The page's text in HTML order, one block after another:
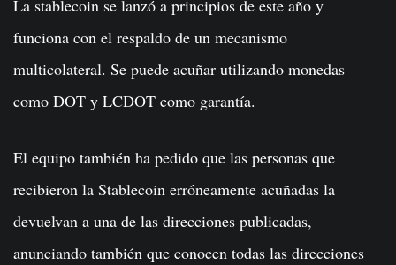
La stablecoin se lanzó a principios de este año y
funciona con el respaldo de un mecanismo
multicolateral. Se puede acuñar utilizando monedas
como DOT y LCDOT como garantía.
El equipo también ha pedido que las personas que
recibieron la Stablecoin erróneamente acuñadas la
devuelvan a una de las direcciones publicadas,
anunciando también que conocen todas las direcciones